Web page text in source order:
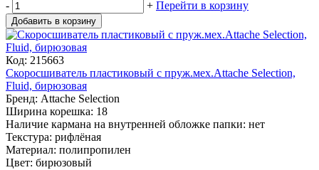
- + Перейти в корзину
Добавить в корзину
Код: 215663
Скоросшиватель пластиковый с пруж.мех.Attache Selection,
Fluid, бирюзовая
Бренд: Attache Selection
Ширина корешка: 18
Наличие кармана на внутренней обложке папки: нет
Текстура: рифлёная
Материал: полипропилен
Цвет: бирюзовый